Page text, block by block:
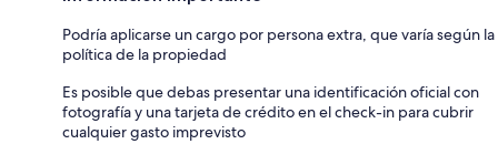
Podría aplicarse un cargo por persona extra, que varía según la
política de la propiedad
Es posible que debas presentar una identificación oficial con
fotografía y una tarjeta de crédito en el check-in para cubrir
cualquier gasto imprevisto